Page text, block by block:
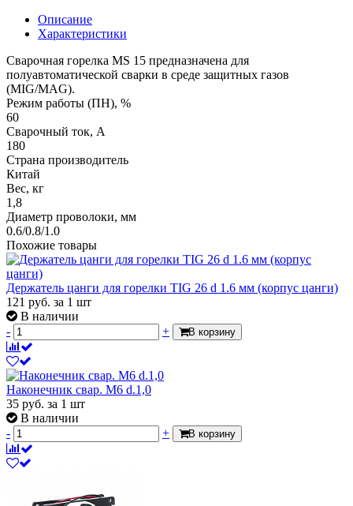
Описание
Характеристики
Сварочная горелка MS 15 предназначена для
полуавтоматической сварки в среде защитных газов
(MIG/MAG).
Режим работы (ПН), %
60
Сварочный ток, А
180
Страна производитель
Китай
Вес, кг
1,8
Диаметр проволоки, мм
0.6/0.8/1.0
Похожие товары
Держатель цанги для горелки TIG 26 d 1.6 мм (корпус цанги)
121 руб. за 1 шт
В наличии
-
+ В корзину
Наконечник свар. М6 d.1,0
35 руб. за 1 шт
В наличии
-
+ В корзину